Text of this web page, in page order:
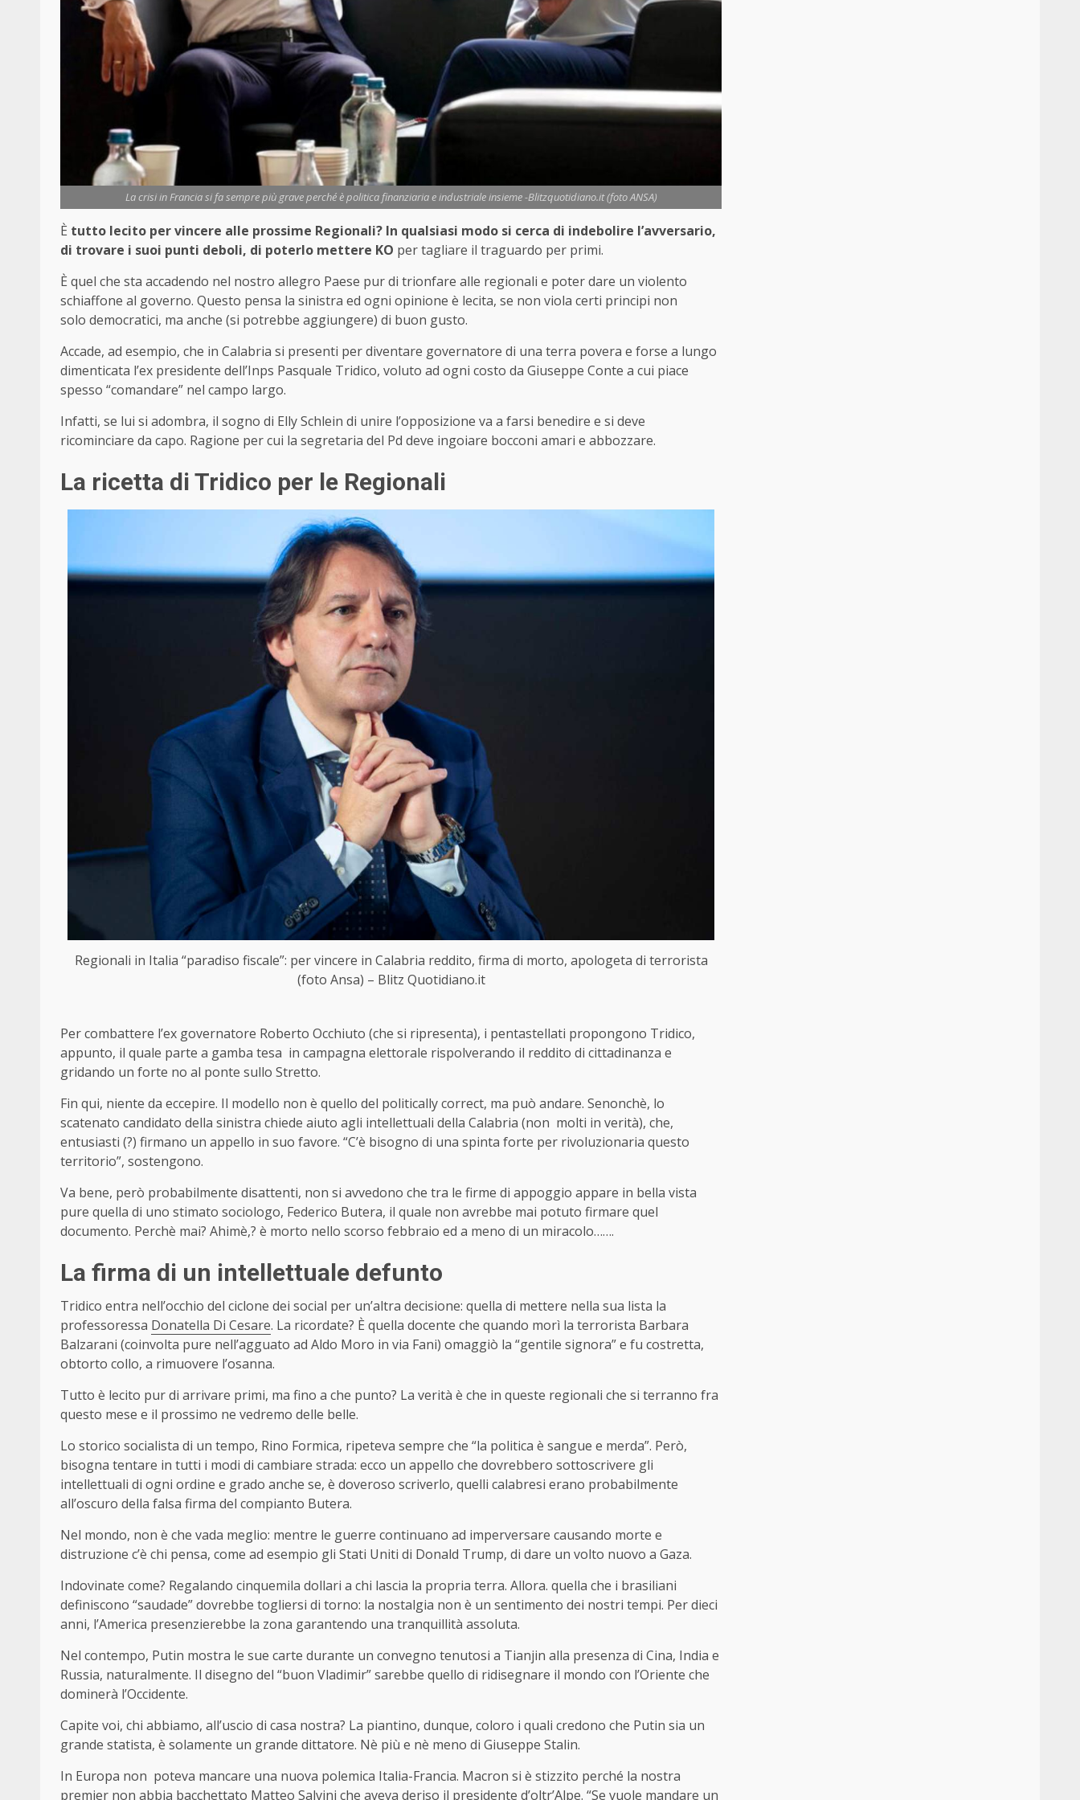
La crisi in Francia si fa sempre più grave perché è politica finanziaria e industriale insieme -Blitzquotidiano.it (foto ANSA)
È tutto lecito per vincere alle prossime Regionali? In qualsiasi modo si cerca di indebolire l’avversario,
di trovare i suoi punti deboli, di poterlo mettere KO per tagliare il traguardo per primi.
È quel che sta accadendo nel nostro allegro Paese pur di trionfare alle regionali e poter dare un violento
schiaffone al governo. Questo pensa la sinistra ed ogni opinione è lecita, se non viola certi principi non
solo democratici, ma anche (si potrebbe aggiungere) di buon gusto.
Accade, ad esempio, che in Calabria si presenti per diventare governatore di una terra povera e forse a lungo
dimenticata l’ex presidente dell’Inps Pasquale Tridico, voluto ad ogni costo da Giuseppe Conte a cui piace
spesso “comandare” nel campo largo.
Infatti, se lui si adombra, il sogno di Elly Schlein di unire l’opposizione va a farsi benedire e si deve
ricominciare da capo. Ragione per cui la segretaria del Pd deve ingoiare bocconi amari e abbozzare.
La ricetta di Tridico per le Regionali
Regionali in Italia “paradiso fiscale”: per vincere in Calabria reddito, firma di morto, apologeta di terrorista
(foto Ansa) – Blitz Quotidiano.it
Per combattere l’ex governatore Roberto Occhiuto (che si ripresenta), i pentastellati propongono Tridico,
appunto, il quale parte a gamba tesa in campagna elettorale rispolverando il reddito di cittadinanza e
gridando un forte no al ponte sullo Stretto.
Fin qui, niente da eccepire. Il modello non è quello del politically correct, ma può andare. Senonchè, lo
scatenato candidato della sinistra chiede aiuto agli intellettuali della Calabria (non molti in verità), che,
entusiasti (?) firmano un appello in suo favore. “C’è bisogno di una spinta forte per rivoluzionaria questo
territorio”, sostengono.
Va bene, però probabilmente disattenti, non si avvedono che tra le firme di appoggio appare in bella vista
pure quella di uno stimato sociologo, Federico Butera, il quale non avrebbe mai potuto firmare quel
documento. Perchè mai? Ahimè,? è morto nello scorso febbraio ed a meno di un miracolo…….
La firma di un intellettuale defunto
Tridico entra nell’occhio del ciclone dei social per un’altra decisione: quella di mettere nella sua lista la
professoressa Donatella Di Cesare. La ricordate? È quella docente che quando morì la terrorista Barbara
Balzarani (coinvolta pure nell’agguato ad Aldo Moro in via Fani) omaggiò la “gentile signora” e fu costretta,
obtorto collo, a rimuovere l’osanna.
Tutto è lecito pur di arrivare primi, ma fino a che punto? La verità è che in queste regionali che si terranno fra
questo mese e il prossimo ne vedremo delle belle.
Lo storico socialista di un tempo, Rino Formica, ripeteva sempre che “la politica è sangue e merda”. Però,
bisogna tentare in tutti i modi di cambiare strada: ecco un appello che dovrebbero sottoscrivere gli
intellettuali di ogni ordine e grado anche se, è doveroso scriverlo, quelli calabresi erano probabilmente
all’oscuro della falsa firma del compianto Butera.
Nel mondo, non è che vada meglio: mentre le guerre continuano ad imperversare causando morte e
distruzione c’è chi pensa, come ad esempio gli Stati Uniti di Donald Trump, di dare un volto nuovo a Gaza.
Indovinate come? Regalando cinquemila dollari a chi lascia la propria terra. Allora. quella che i brasiliani
definiscono “saudade” dovrebbe togliersi di torno: la nostalgia non è un sentimento dei nostri tempi. Per dieci
anni, l’America presenzierebbe la zona garantendo una tranquillità assoluta.
Nel contempo, Putin mostra le sue carte durante un convegno tenutosi a Tianjin alla presenza di Cina, India e
Russia, naturalmente. Il disegno del “buon Vladimir” sarebbe quello di ridisegnare il mondo con l’Oriente che
dominerà l’Occidente.
Capite voi, chi abbiamo, all’uscio di casa nostra? La piantino, dunque, coloro i quali credono che Putin sia un
grande statista, è solamente un grande dittatore. Nè più e nè meno di Giuseppe Stalin.
In Europa non poteva mancare una nuova polemica Italia-Francia. Macron si è stizzito perché la nostra
premier non abbia bacchettato Matteo Salvini che aveva deriso il presidente d’oltr’Alpe. “Se vuole mandare un